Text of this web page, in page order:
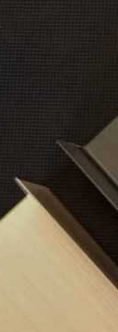
TETRIS
обеспечивая
и быстрый
в
легко
из прочной
стенках,